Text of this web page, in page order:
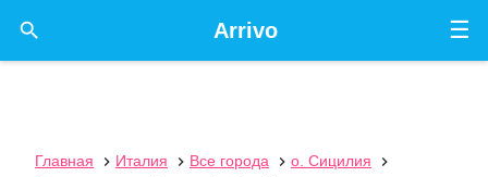
☰
Arrivo

Главная  Италия  Все города  о. Сицилия
